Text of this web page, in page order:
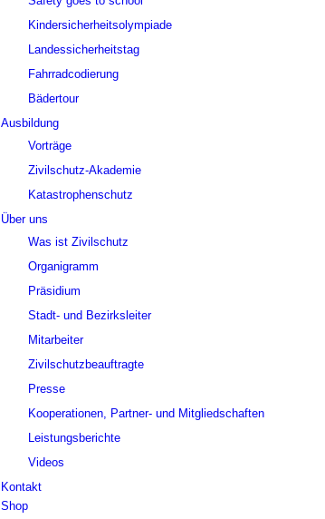
Kindersicherheitsolympiade
Landessicherheitstag
Fahrradcodierung
Bädertour
Ausbildung
Vorträge
Zivilschutz-Akademie
Katastrophenschutz
Über uns
Was ist Zivilschutz
Organigramm
Präsidium
Stadt- und Bezirksleiter
Mitarbeiter
Zivilschutzbeauftragte
Presse
Kooperationen, Partner- und Mitgliedschaften
Leistungsberichte
Videos
Kontakt
Shop